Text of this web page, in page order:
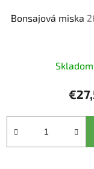
Bonsajová miska
Skladom